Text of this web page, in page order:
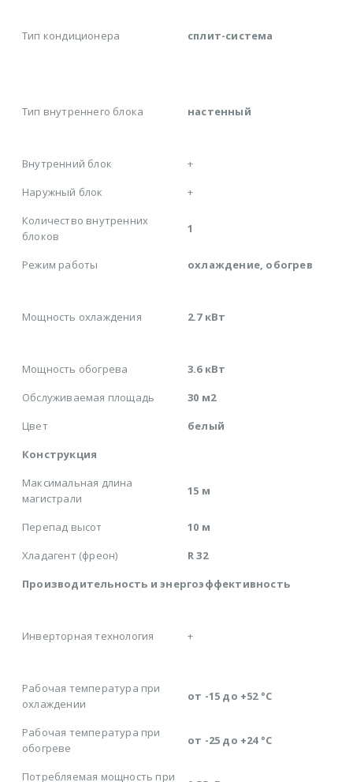
Тип кондиционера сплит-система
Тип внутреннего блока настенный
Внутренний блок
+
Наружный блок
+
Количество внутренних
блоков
1
Режим работы охлаждение, обогрев
Мощность охлаждения 2.7 кВт
Мощность обогрева
3.6 кВт
Обслуживаемая площадь
30 м2
Цвет
белый
Конструкция
Максимальная длина
магистрали
15 м
Перепад высот
10 м
Хладагент (фреон)
R 32
Производительность и энергоэффективность
Инверторная технология +
Рабочая температура при
охлаждении
от -15 до +52 °C
Рабочая температура при
обогреве
от -25 до +24 °C
Потребляемая мощность при